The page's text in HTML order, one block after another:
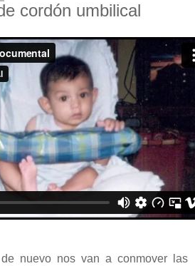
cordón umbilical
nuevo nos van a conmover las